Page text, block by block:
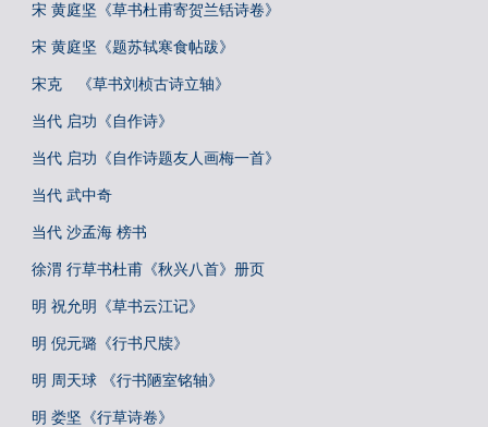
宋 黄庭坚《草书杜甫寄贺兰铦诗卷》
宋 黄庭坚《题苏轼寒食帖跋》
宋克 《草书刘桢古诗立轴》
当代 启功《自作诗》
当代 启功《自作诗题友人画梅一首》
当代 武中奇
当代 沙孟海 榜书
徐渭 行草书杜甫《秋兴八首》册页
明 祝允明《草书云江记》
明 倪元璐《行书尺牍》
明 周天球 《行书陋室铭轴》
明 娄坚《行草诗卷》